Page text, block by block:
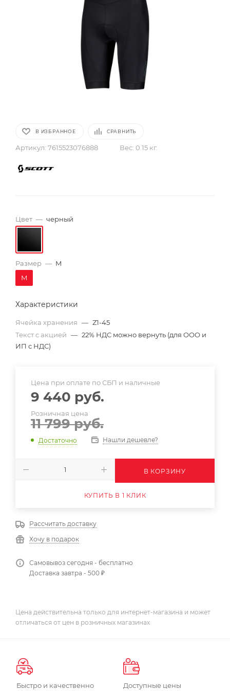
В ИЗБРАННОЕ СРАВНИТЬ
Артикул: 7615523076888 Вес: 0.15 кг.
Цвет — черный
Размер — M
M
Характеристики
Ячейка хранения — Z1-45
Текст с акцией — 22% НДС можно вернуть (для ООО и
ИП с НДС)
Цена при оплате по СБП и наличные
9 440 руб.
Розничная цена
11 799руб.
Достаточно Нашли дешевле?
В КОРЗИНУ
КУПИТЬ В 1 КЛИК
Рассчитать доставку
Хочу в подарок
Самовывоз сегодня - бесплатно
Доставка завтра - 500 ₽
Цена действительна только для интернет-магазина и может
отличаться от цен в розничных магазинах
Быстро и качественно Доступные цены